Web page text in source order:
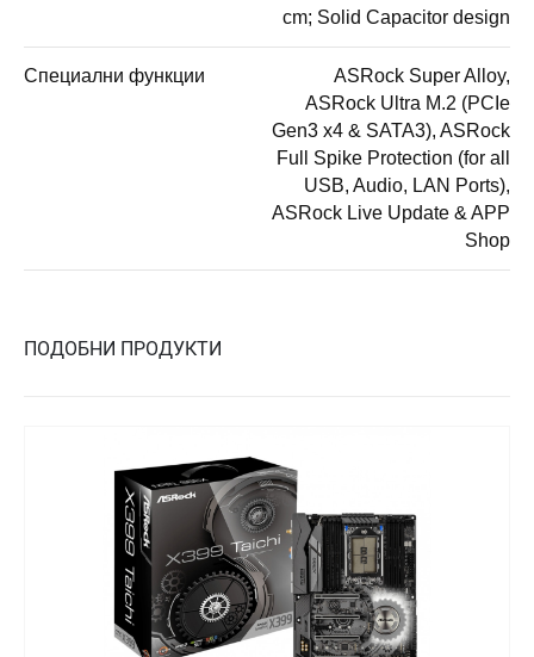
cm; Solid Capacitor design
Специални функции
ASRock Super Alloy,
ASRock Ultra M.2 (PCIe
Gen3 x4 & SATA3), ASRock
Full Spike Protection (for all
USB, Audio, LAN Ports),
ASRock Live Update & APP
Shop
ПОДОБНИ ПРОДУКТИ